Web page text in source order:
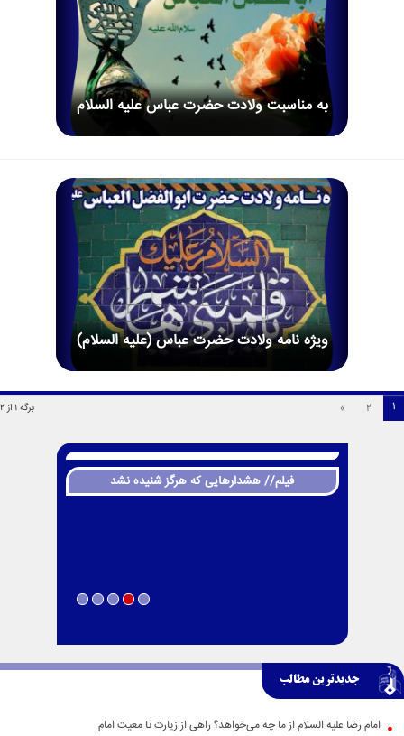
به مناسبت ولادت حضرت عباس علیه السلام
ویژه نامه ولادت حضرت عباس (علیه السلام)
برگه 1 از 2 1
2
»
فیلم// هشدارهایی که هرگز شنیده نشد
جدیدترین مطالب
امام رضا علیه السلام از ما چه می‌خواهد؟ راهی از زیارت تا معیت امام